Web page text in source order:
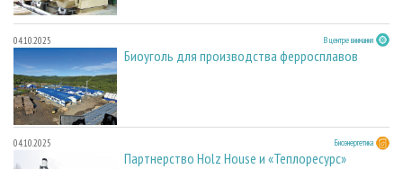
04.10.2025 В центре внимания
Биоуголь для производства ферросплавов
04.10.2025 Биоэнергетика
Партнерство Holz House и «Теплоресурс»